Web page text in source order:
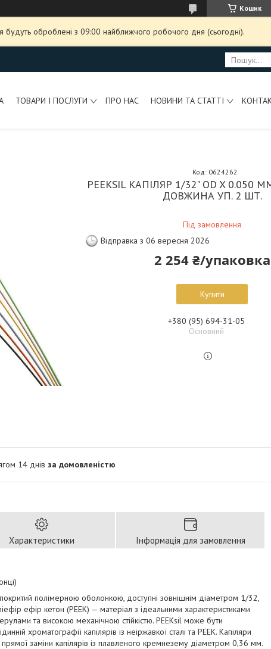
Кошик
оброблені з 09:00 найближчого робочого дня (сьогодні).
ТОВАРИ І ПОСЛУГИ ПРО НАС НОВИНИ ТА СТАТТІ
PEEKSIL КАПІЛЯР 1/32" OD X 0.050
ДОВЖИНА УП. 2 ШТ.
Під замовлення
Код: 0624262
Відправка з 06 вересня 2026
2 254 ₴/упаковка
Купити
+380 (95) 694-31-05
Основний
14 днів за домовленістю
Характеристики Інформація для замовлення
полімерною оболонкою, доступні зовнішнім діаметром 1/32,
ефір кетон (PEEK) — матеріал з ідеальними характеристиками
та високою механічною стійкістю. PEEKsil може бути
хроматографії капілярів із неіржавкої сталі та PEEK. Капіляри
заміни капілярів із плавленого кремнезему діаметром 0,36 мм.